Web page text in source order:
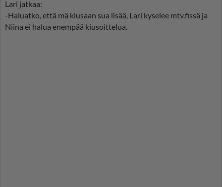
Lari jatkaa:
-Haluatko, että mä kiusaan sua lisää, Lari kyselee mtv.fissä ja
Niina ei halua enempää kiusoittelua.